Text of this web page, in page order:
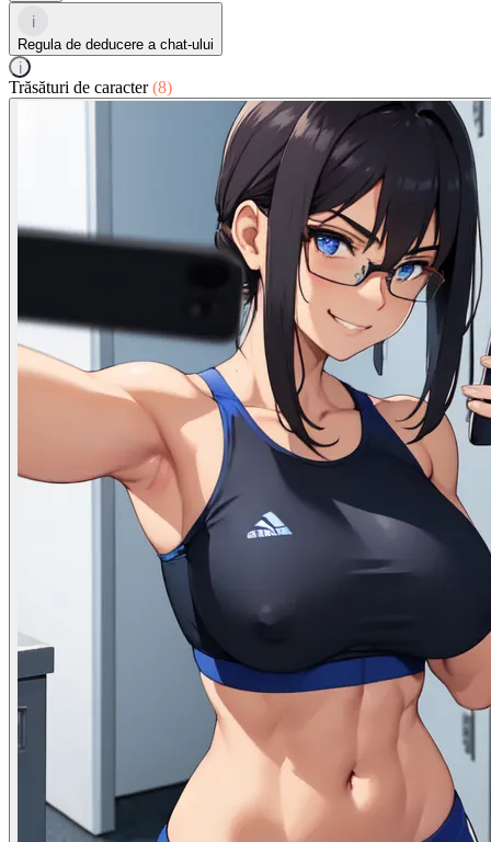
i
Regula de deducere a chat-ului
i
Trăsături de caracter(8)